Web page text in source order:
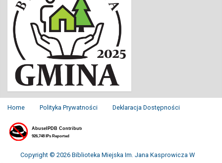
Home Polityka Prywatności Deklaracja Dostępności
Copyright © 2026 Biblioteka Miejska Im. Jana Kasprowicza W